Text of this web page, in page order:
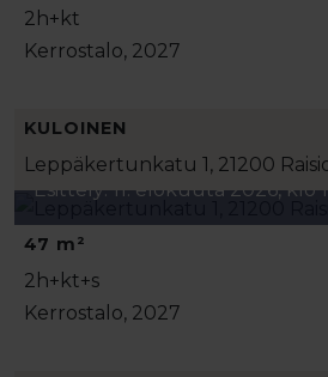
2h+kt
Kerrostalo, 2027
KULOINEN
Leppäkertunkatu 1, 21200
Esittely: 11. elokuuta 2026, klo
47 m²
2h+kt+s
Kerrostalo, 2027